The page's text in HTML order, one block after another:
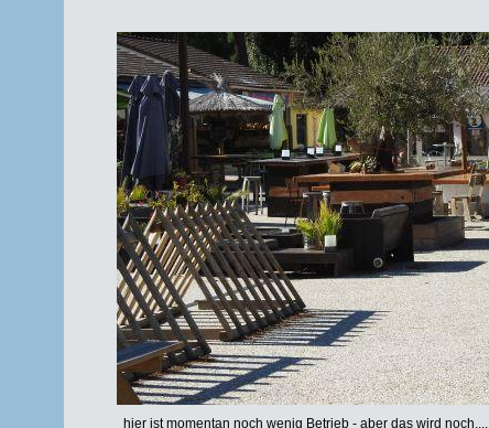
hier ist momentan noch wenig Betrieb - aber das wird noch....